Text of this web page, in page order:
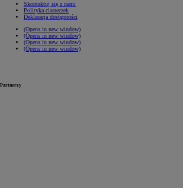
Skontaktuj się z nami
Polityka ciasteczek
Deklaracja dostępności
(Opens in new window)
(Opens in new window)
(Opens in new window)
(Opens in new window)
Partnerzy